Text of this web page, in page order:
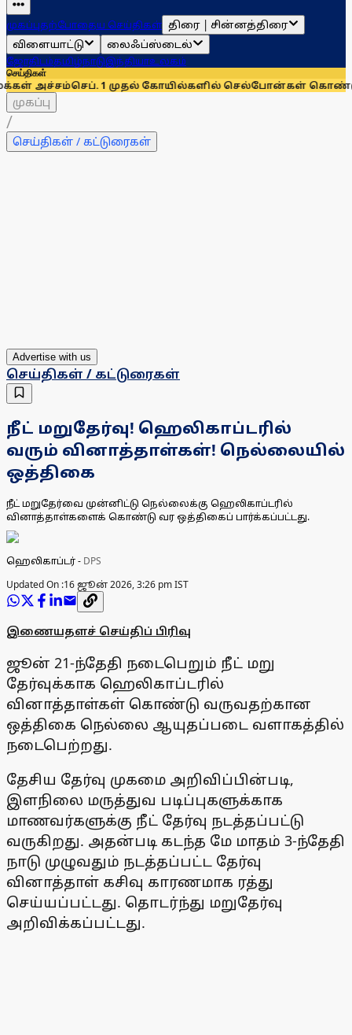
முகப்புதற்போதைய செய்திகள் திரை | சின்னத்திரை
விளையாட்டு
லைஃப்ஸ்டைல்
ஜோதிடம்தமிழ்நாடுஇந்தியாஉலகம்
செய்திகள்
செப். 1 முதல் கோயில்களில் செல்போன்கள் கொண்டுச்
முகப்பு
/
செய்திகள் / கட்டுரைகள்
Advertise with us
செய்திகள் / கட்டுரைகள்
நீட் மறுதேர்வு! ஹெலிகாப்டரில்
வரும் வினாத்தாள்கள்! நெல்லையில்
ஒத்திகை
நீட் மறுதேர்வை முன்னிட்டு நெல்லைக்கு ஹெலிகாப்டரில்
வினாத்தாள்களைக் கொண்டு வர ஒத்திகைப் பார்க்கப்பட்டது.
ஹெலிகாப்டர்- DPS
Updated On :16 ஜூன் 2026, 3:26 pm IST
இணையதளச் செய்திப் பிரிவு
ஜூன் 21-ந்தேதி நடைபெறும் நீட் மறு
தேர்வுக்காக ஹெலிகாப்டரில்
வினாத்தாள்கள் கொண்டு வருவதற்கான
ஒத்திகை நெல்லை ஆயுதப்படை வளாகத்தில்
நடைபெற்றது.
தேசிய தேர்வு முகமை அறிவிப்பின்படி,
இளநிலை மருத்துவ படிப்புகளுக்காக
மாணவர்களுக்கு நீட் தேர்வு நடத்தப்பட்டு
வருகிறது. அதன்படி கடந்த மே மாதம் 3-ந்தேதி
நாடு முழுவதும் நடத்தப்பட்ட தேர்வு
வினாத்தாள் கசிவு காரணமாக ரத்து
செய்யப்பட்டது. தொடர்ந்து மறுதேர்வு
அறிவிக்கப்பட்டது.